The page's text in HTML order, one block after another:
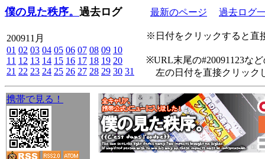
僕の見た秩序。 過去ログ 最新のページ 過去ログ
200911月
01 02 03 04 05 06 07 08 09 10
11 12 13 14 15 16 17 18 19 20
21 22 23 24 25 26 27 28 29 30 31
※日付をクリックすると直
※URL末尾の#20091123な
左の日付を直接クリック
携帯で見る！